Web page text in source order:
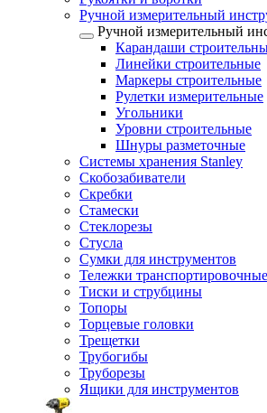
Ручной измерительный
Ручной измерительный
Карандаши
Линейки строительные
Маркеры строительные
Рулетки измерительные
Угольники
Уровни строительные
Шнуры разметочные
Системы хранения Stanley
Скобозабиватели
Скребки
Стамески
Стеклорезы
Стусла
Сумки для инструментов
Тележки
Тиски и струбцины
Топоры
Торцевые головки
Трещетки
Трубогибы
Труборезы
Ящики для инструментов